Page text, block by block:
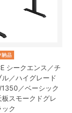
シークエンス／チ
ル／ハイグレード
／ベーシック
板スモークドグレ
ク